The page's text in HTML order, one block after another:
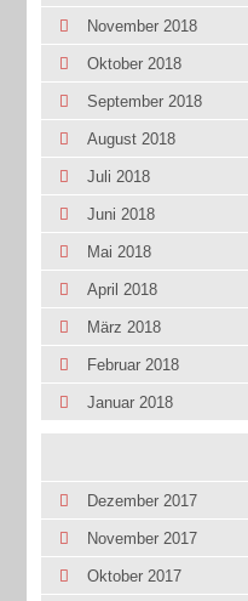
November 2018
Oktober 2018
September 2018
August 2018
Juli 2018
Juni 2018
Mai 2018
April 2018
März 2018
Februar 2018
Januar 2018
Dezember 2017
November 2017
Oktober 2017